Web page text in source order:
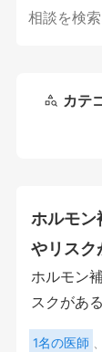
カテ
ホルモン
やリスク
ホルモン
スクがあ
1名の医師